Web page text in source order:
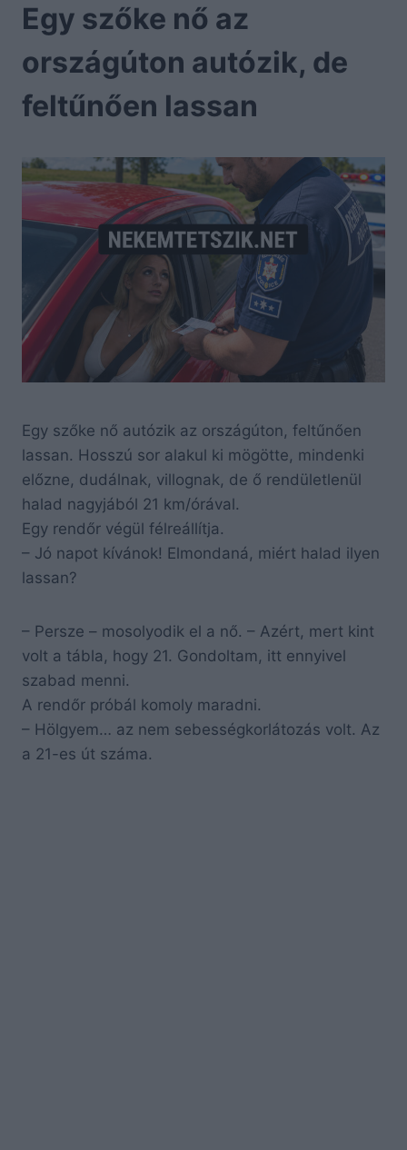
Egy szőke nő az
országúton autózik, de
feltűnően lassan
Egy szőke nő autózik az országúton, feltűnően
lassan. Hosszú sor alakul ki mögötte, mindenki
előzne, dudálnak, villognak, de ő rendületlenül
halad nagyjából 21 km/órával.
Egy rendőr végül félreállítja.
– Jó napot kívánok! Elmondaná, miért halad ilyen
lassan?
– Persze – mosolyodik el a nő. – Azért, mert kint
volt a tábla, hogy 21. Gondoltam, itt ennyivel
szabad menni.
A rendőr próbál komoly maradni.
– Hölgyem… az nem sebességkorlátozás volt. Az
a 21-es út száma.